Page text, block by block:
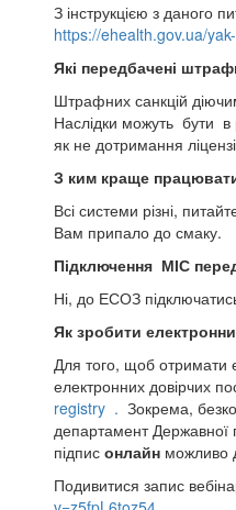
З інструкцією з даного
https://ehealth.gov.ua/
Які передбачені
Штрафних санкцій
Наслідки можуть бути в
як не дотримання
З ким краще
Всі системи різні,
Вам припало до смаку.
Підключення МІС
Ні, до ЕСОЗ
Як зробити
Для того, щоб отримати
електронних довірчих
registry . Зокрема,
департамент
підпис онлайнможливо
Подивитися запис